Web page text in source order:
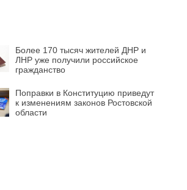
Более 170 тысяч жителей ДНР и
ЛНР уже получили российское
гражданство
Поправки в Конституцию приведут
к изменениям законов Ростовской
области